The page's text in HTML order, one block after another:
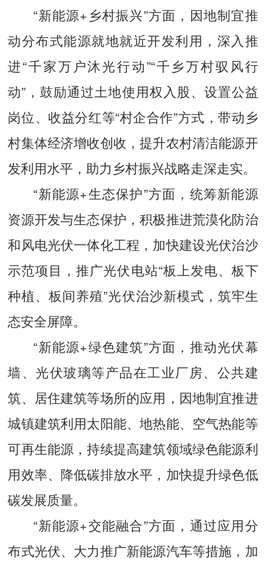
“新能源+乡村振兴”方面，因地制宜推
动分布式能源就地就近开发利用，深入推
进“千家万户沐光行动”“千乡万村驭风行
动”，鼓励通过土地使用权入股、设置公益
岗位、收益分红等“村企合作”方式，带动乡
村集体经济增收创收，提升农村清洁能源开
发利用水平，助力乡村振兴战略走深走实。
“新能源+生态保护”方面，统筹新能源
资源开发与生态保护，积极推进荒漠化防治
和风电光伏一体化工程，加快建设光伏治沙
示范项目，推广光伏电站“板上发电、板下
种植、板间养殖”光伏治沙新模式，筑牢生
态安全屏障。
“新能源+绿色建筑”方面，推动光伏幕
墙、光伏玻璃等产品在工业厂房、公共建
筑、居住建筑等场所的应用，因地制宜推进
城镇建筑利用太阳能、地热能、空气热能等
可再生能源，持续提高建筑领域绿色能源利
用效率、降低碳排放水平，加快提升绿色低
碳发展质量。
“新能源+交能融合”方面，通过应用分
布式光伏、大力推广新能源汽车等措施，加